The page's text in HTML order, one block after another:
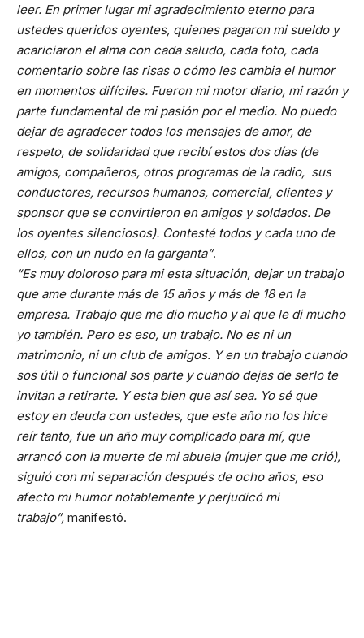
leer. En primer lugar mi agradecimiento eterno para
ustedes queridos oyentes, quienes pagaron mi sueldo y
acariciaron el alma con cada saludo, cada foto, cada
comentario sobre las risas o cómo les cambia el humor
en momentos difíciles. Fueron mi motor diario, mi razón y
parte fundamental de mi pasión por el medio. No puedo
dejar de agradecer todos los mensajes de amor, de
respeto, de solidaridad que recibí estos dos días (de
amigos, compañeros, otros programas de la radio, sus
conductores, recursos humanos, comercial, clientes y
sponsor que se convirtieron en amigos y soldados. De
los oyentes silenciosos). Contesté todos y cada uno de
ellos, con un nudo en la garganta”.
“Es muy doloroso para mi esta situación, dejar un trabajo
que ame durante más de 15 años y más de 18 en la
empresa. Trabajo que me dio mucho y al que le di mucho
yo también. Pero es eso, un trabajo. No es ni un
matrimonio, ni un club de amigos. Y en un trabajo cuando
sos útil o funcional sos parte y cuando dejas de serlo te
invitan a retirarte. Y esta bien que así sea. Yo sé que
estoy en deuda con ustedes, que este año no los hice
reír tanto, fue un año muy complicado para mí, que
arrancó con la muerte de mi abuela (mujer que me crió),
siguió con mi separación después de ocho años, eso
afecto mi humor notablemente y perjudicó mi
trabajo”, manifestó.